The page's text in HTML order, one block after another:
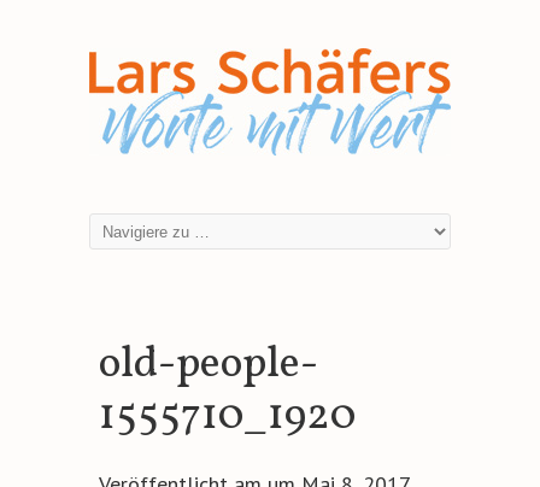
old-people-
1555710_1920